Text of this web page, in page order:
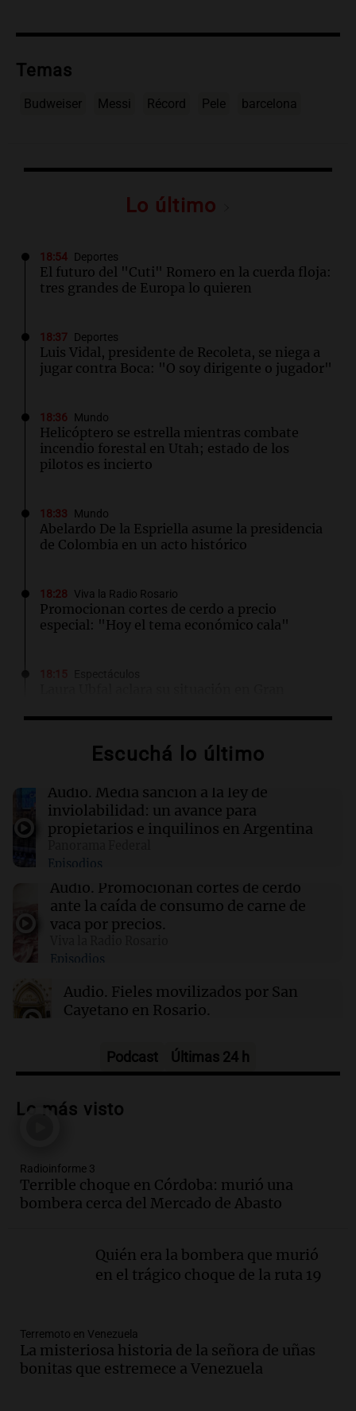
Temas
Budweiser Messi Récord Pele barcelona
Lo último
18:54 Deportes
El futuro del "Cuti" Romero en la cuerda floja:
tres grandes de Europa lo quieren
18:37 Deportes
Luis Vidal, presidente de Recoleta, se niega a
jugar contra Boca: "O soy dirigente o jugador"
18:36 Mundo
Helicóptero se estrella mientras combate
incendio forestal en Utah; estado de los
pilotos es incierto
18:33 Mundo
Abelardo De la Espriella asume la presidencia
de Colombia en un acto histórico
18:28 Viva la Radio Rosario
Promocionan cortes de cerdo a precio
especial: "Hoy el tema económico cala"
Telefe
Donald Trump logra una pausa en la
revelación de sus finanzas en el caso contra la
BBC
18:10 Sociedad
Thiago Medina enfrenta graves acusaciones
de abuso sexual por parte de su prima
La administración Trump gastó casi 4 mil
alta mar
Escuchá lo último
Audio. Media sanción a la ley de
inviolabilidad: un avance para
propietarios e inquilinos en Argentina
Episodios
Audio. Promocionan cortes de cerdo
ante la caída de consumo de carne de
vaca por precios.
Episodios
Audio. Fieles movilizados por San
Cayetano en Rosario.
Audio.Se registra inusual nevada en
camiones varados
Audio.Controversia en el peronismo
mendocino por ausencia de senadora
embarazada en votación clave
Mateo Bouniba, joven de Villa
María, necesita un trasplante de médula
Episodios
Audio.Fieles celebran a San Cayetano
Podcast Últimas 24 h
Lo más visto
Radioinforme 3
Terrible choque en Córdoba: murió una
bombera cerca del Mercado de Abasto
Quién era la bombera que murió
en el trágico choque de la ruta 19
Terremoto en Venezuela
La misteriosa historia de la señora de uñas
bonitas que estremece a Venezuela